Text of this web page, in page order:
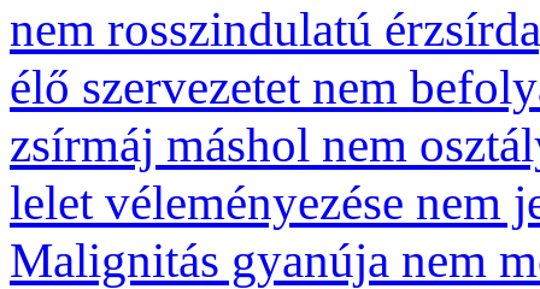
nem rosszindulatú
élő szervezetet nem
zsírmáj máshol nem
lelet véleményezése nem
Malignitás gyanúja nem